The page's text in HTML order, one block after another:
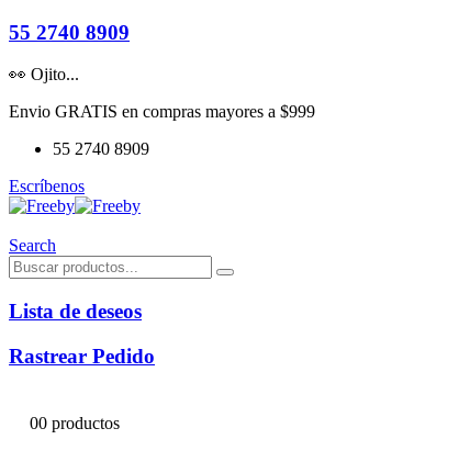
55 2740 8909
👀 Ojito...
Envio GRATIS en compras mayores a $999
55 2740 8909
Escríbenos
Search
Lista de deseos
Rastrear Pedido
00 productos